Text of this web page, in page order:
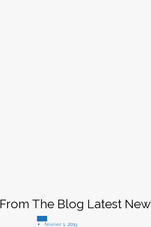
From The Blog Latest
février 1, 2019